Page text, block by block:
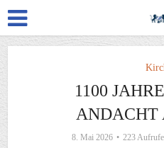
1100
ANDACHT
8. Mai 2026 223 Aufrufe